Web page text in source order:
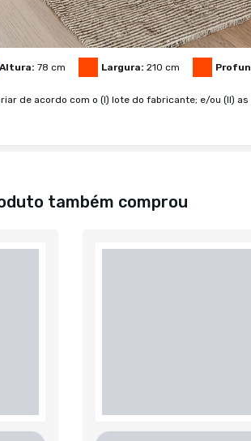
Altura: 78 cm Largura: 210 cm
de acordo com o (I) lote do fabricante; e/ou (II)
também comprou